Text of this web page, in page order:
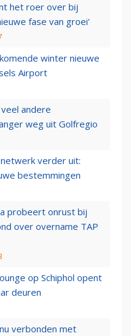
het roer over bij
fase van groei'
winter nieuwe
Airport
andere
weg uit Golfregio
verder uit:
bestemmingen
probeert onrust bij
over overname TAP
op Schiphol opent
deuren
verbonden met